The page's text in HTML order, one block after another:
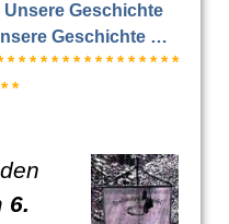
Geschichte
Geschichte …
* * * * * * * * * * * * * *
*
6.